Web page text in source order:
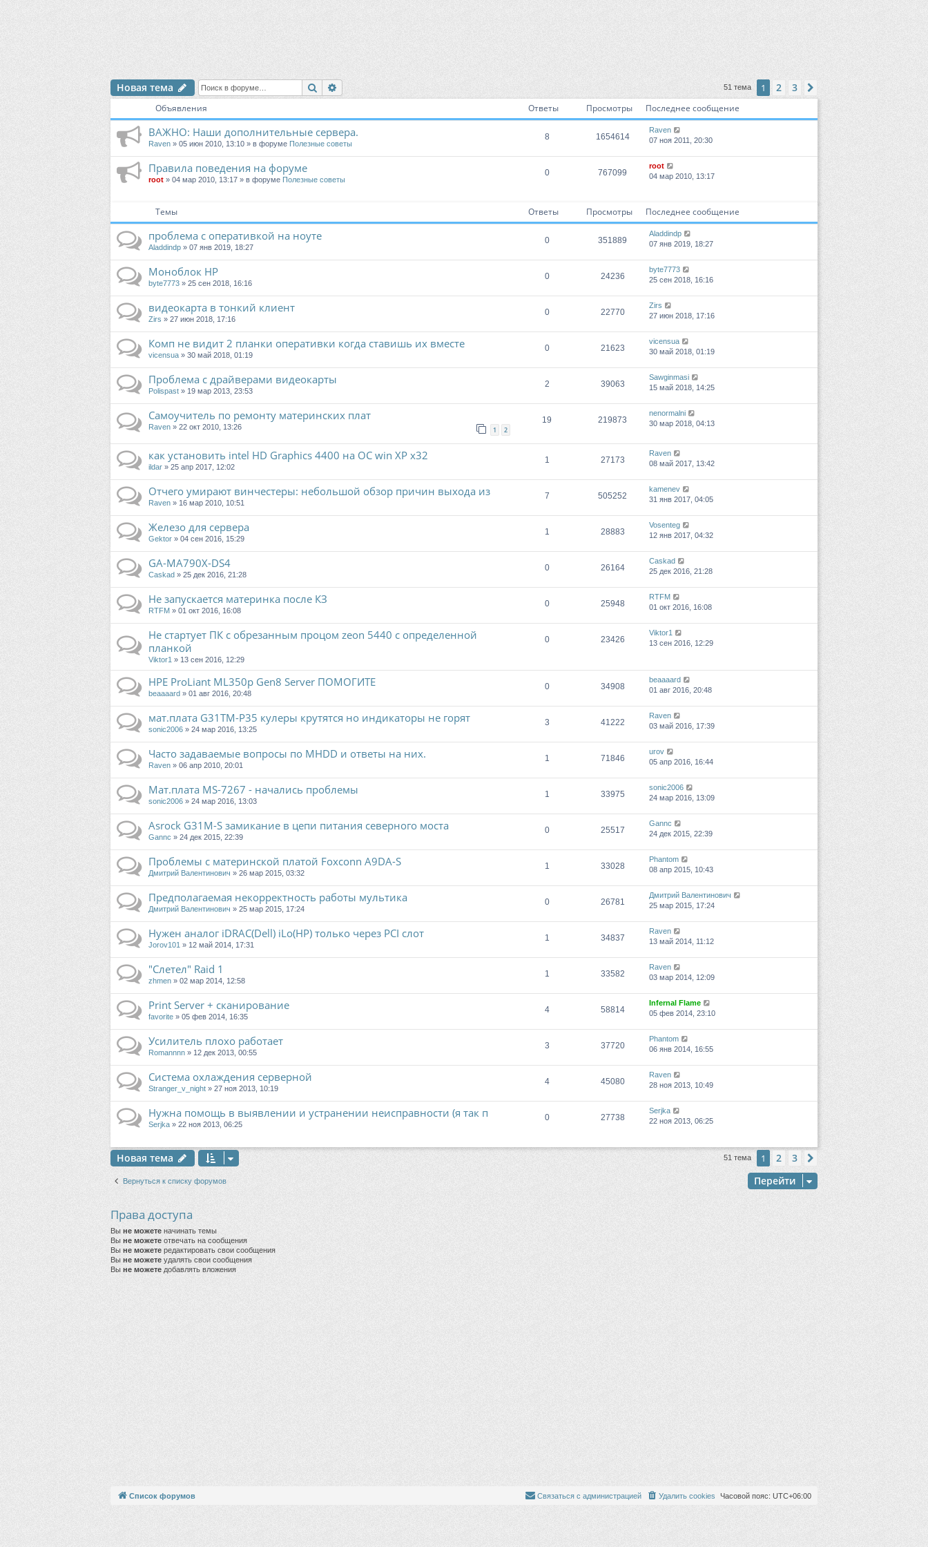
Новая тема Поиск 51 тема 1 2 3
Объявления Ответы Просмотры Последнее сообщение
ВАЖНО: Наши дополнительные сервера.
Raven » 05 июн 2010, 13:10 » в форуме Полезные советы
8 1654614
Raven
07 ноя 2011, 20:30
Правила поведения на форуме
root » 04 мар 2010, 13:17 » в форуме Полезные советы
0 767099
root
04 мар 2010, 13:17
Темы Ответы Просмотры Последнее сообщение
проблема с оперативкой на ноуте
Aladdindp » 07 янв 2019, 18:27
0 351889
Aladdindp
07 янв 2019, 18:27
Моноблок HP
byte7773 » 25 сен 2018, 16:16
0 24236
byte7773
25 сен 2018, 16:16
видеокарта в тонкий клиент
Zirs » 27 июн 2018, 17:16
0 22770
Zirs
27 июн 2018, 17:16
Комп не видит 2 планки оперативки когда ставишь их вместе
vicensua » 30 май 2018, 01:19
0 21623
vicensua
30 май 2018, 01:19
Проблема с драйверами видеокарты
Polispast » 19 мар 2013, 23:53
2 39063
Sawginmasi
15 май 2018, 14:25
Самоучитель по ремонту материнских плат
Raven » 22 окт 2010, 13:26 1 2
19 219873
nenormalni
30 мар 2018, 04:13
как установить intel HD Graphics 4400 на ОС win XP x32
ildar » 25 апр 2017, 12:02
1 27173
Raven
08 май 2017, 13:42
Отчего умирают винчестеры: небольшой обзор причин выхода из
Raven » 16 мар 2010, 10:51
7 505252
kamenev
31 янв 2017, 04:05
Железо для сервера
Gektor » 04 сен 2016, 15:29
1 28883
Vosenteg
12 янв 2017, 04:32
GA-MA790X-DS4
Caskad » 25 дек 2016, 21:28
0 26164
Caskad
25 дек 2016, 21:28
Не запускается материнка после КЗ
RTFM » 01 окт 2016, 16:08
0 25948
RTFM
01 окт 2016, 16:08
Не стартует ПК с обрезанным процом zeon 5440 c определенной
планкой
Viktor1 » 13 сен 2016, 12:29
0 23426
Viktor1
13 сен 2016, 12:29
HPE ProLiant ML350p Gen8 Server ПОМОГИТЕ
beaaaard » 01 авг 2016, 20:48
0 34908
beaaaard
01 авг 2016, 20:48
мат.плата G31TM-P35 кулеры крутятся но индикаторы не горят
sonic2006 » 24 мар 2016, 13:25
3 41222
Raven
03 май 2016, 17:39
Часто задаваемые вопросы по MHDD и ответы на них.
Raven » 06 апр 2010, 20:01
1 71846
urov
05 апр 2016, 16:44
Мат.плата MS-7267 - начались проблемы
sonic2006 » 24 мар 2016, 13:03
1 33975
sonic2006
24 мар 2016, 13:09
Asrock G31M-S замикание в цепи питания северного моста
Gannc » 24 дек 2015, 22:39
0 25517
Gannc
24 дек 2015, 22:39
Проблемы с материнской платой Foxconn A9DA-S
Дмитрий Валентинович » 26 мар 2015, 03:32
1 33028
Phantom
08 апр 2015, 10:43
Предполагаемая некорректность работы мультика
Дмитрий Валентинович » 25 мар 2015, 17:24
0 26781
Дмитрий Валентинович
25 мар 2015, 17:24
Нужен аналог iDRAC(Dell) iLo(HP) только через PCI слот
Jorov101 » 12 май 2014, 17:31
1 34837
Raven
13 май 2014, 11:12
"Слетел" Raid 1
zhmen » 02 мар 2014, 12:58
1 33582
Raven
03 мар 2014, 12:09
Print Server + сканирование
favorite » 05 фев 2014, 16:35
4 58814
Infernal Flame
05 фев 2014, 23:10
Усилитель плохо работает
Romannnn » 12 дек 2013, 00:55
3 37720
Phantom
06 янв 2014, 16:55
Система охлаждения серверной
Stranger_v_night » 27 ноя 2013, 10:19
4 45080
Raven
28 ноя 2013, 10:49
Нужна помощь в выявлении и устранении неисправности (я так п
Serjka » 22 ноя 2013, 06:25
0 27738
Serjka
22 ноя 2013, 06:25
Новая тема 51 тема 1 2 3
Вернуться к списку форумов Перейти
Права доступа
Вы не можете начинать темы
Вы не можете отвечать на сообщения
Вы не можете редактировать свои сообщения
Вы не можете удалять свои сообщения
Вы не можете добавлять вложения
Список форумов Часовой пояс: UTC+06:00
Удалить cookies
Связаться с администрацией